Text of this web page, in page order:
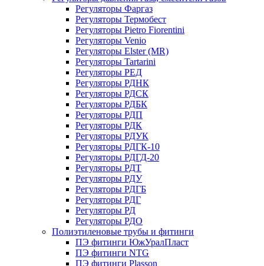
Регуляторы Фаргаз
Регуляторы Термобест
Регуляторы Pietro Fiorentini
Регуляторы Venio
Регуляторы Elster (MR)
Регуляторы Tartarini
Регуляторы РЕД
Регуляторы РДНК
Регуляторы РДСК
Регуляторы РДБК
Регуляторы РДП
Регуляторы РДК
Регуляторы РДУК
Регуляторы РДГК-10
Регуляторы РДГД-20
Регуляторы РДТ
Регуляторы РДУ
Регуляторы РДГБ
Регуляторы РДГ
Регуляторы РД
Регуляторы РДО
Полиэтиленовые трубы и фитинги
ПЭ фитинги ЮжУралПласт
ПЭ фитинги NTG
ПЭ фитинги Plasson